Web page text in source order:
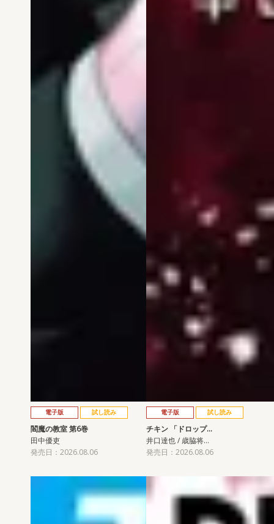
電子版 試し読み
閻魔の教室 第6巻
田中優吏
発売日：2026.08.06
電子版 試し読み
チキン 「ドロップ…
井口達也 / 歳脇将…
発売日：2026.08.06